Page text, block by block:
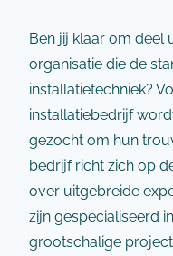
Ben jij klaar om deel
organisatie die de
installatietechniek?
installatiebedrijf
gezocht om hun
bedrijf richt zich op
over uitgebreide
zijn gespecialiseerd
grootschalige